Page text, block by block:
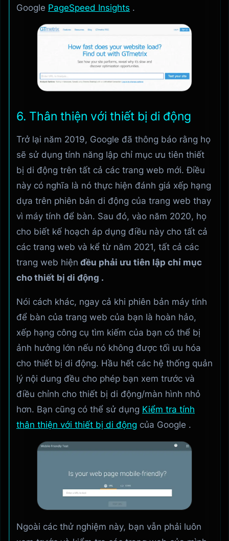
Google PageSpeed ​​Insights .
6. Thân thiện với thiết bị di động
Trở lại năm 2019, Google đã thông báo rằng họ
sẽ sử dụng tính năng lập chỉ mục ưu tiên thiết
bị di động trên tất cả các trang web mới. Điều
này có nghĩa là nó thực hiện đánh giá xếp hạng
dựa trên phiên bản di động của trang web thay
vì máy tính để bàn. Sau đó, vào năm 2020, họ
cho biết kế hoạch áp dụng điều này cho tất cả
các trang web và kể từ năm 2021, tất cả các
trang web hiện đều phải ưu tiên lập chỉ mục
cho thiết bị di động .
Nói cách khác, ngay cả khi phiên bản máy tính
để bàn của trang web của bạn là hoàn hảo,
xếp hạng công cụ tìm kiếm của bạn có thể bị
ảnh hưởng lớn nếu nó không được tối ưu hóa
cho thiết bị di động. Hầu hết các hệ thống quản
lý nội dung đều cho phép bạn xem trước và
điều chỉnh cho thiết bị di động/màn hình nhỏ
hơn. Bạn cũng có thể sử dụng Kiểm tra tính
thân thiện với thiết bị di động của Google .
Ngoài các thử nghiệm này, bạn vẫn phải luôn